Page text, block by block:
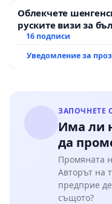
Облекчете
руските визи за
16 подписи
Уведомление за
ЗАПОЧНЕТЕ
Има ли
да
Промяната
Авторът на
предприе
същото?